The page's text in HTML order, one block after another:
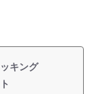
キング